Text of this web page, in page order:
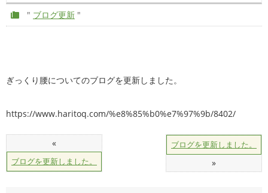
" ブログ更新 "
ぎっくり腰についてのブログを更新しました。
https://www.haritoq.com/%e8%85%b0%e7%97%9b/8402/
«
ブログを更新しました。
ブログを更新しました。
»